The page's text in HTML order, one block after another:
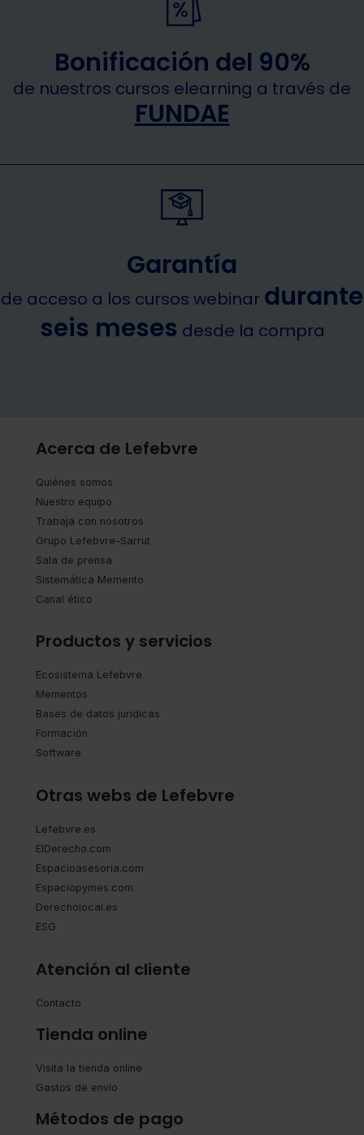
Bonificación del 90%
de nuestros cursos elearning a través de
FUNDAE
Garantía
de acceso a los cursos webinar durante
seis meses desde la compra
Acerca de Lefebvre
Quiénes somos
Nuestro equipo
Trabaja con nosotros
Grupo Lefebvre-Sarrut
Sala de prensa
Sistemática Memento
Canal ético
Productos y servicios
Ecosistema Lefebvre
Mementos
Bases de datos jurídicas
Formación
Software
Otras webs de Lefebvre
Lefebvre.es
ElDerecho.com
Espacioasesoria.com
Espaciopymes.com
Derecholocal.es
ESG
Atención al cliente
Contacto
Tienda online
Visita la tienda online
Gastos de envío
Métodos de pago